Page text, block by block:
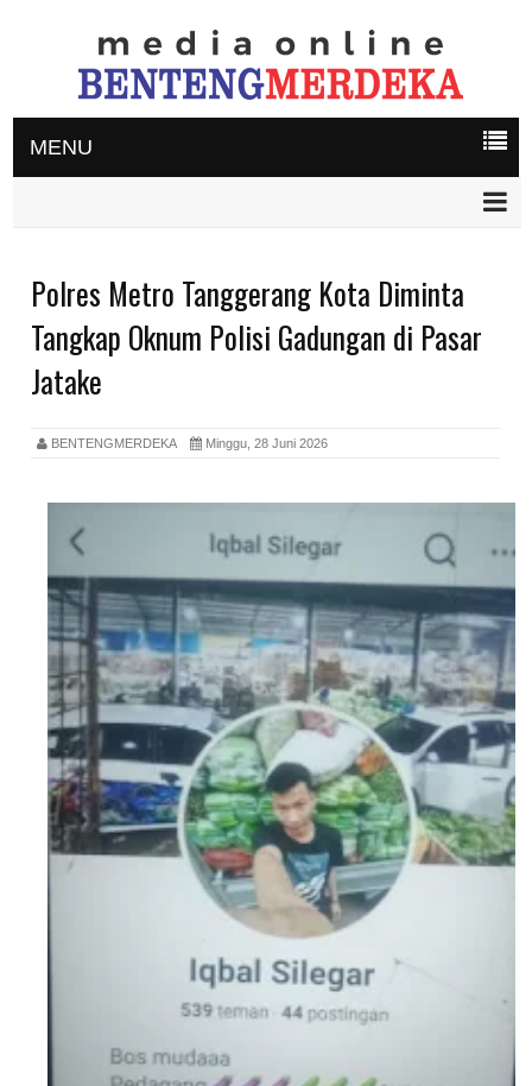
MENU
Polres Metro Tanggerang Kota Diminta
Tangkap Oknum Polisi Gadungan di Pasar
Jatake
BENTENGMERDEKA Minggu, 28 Juni 2026